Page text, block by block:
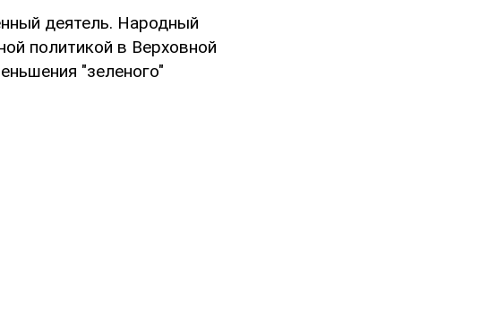
деятель. Народный
политикой в Верховной
"зеленого"